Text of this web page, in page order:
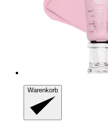
Warenkorb